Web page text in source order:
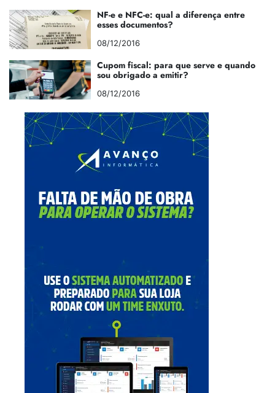
NF-e e NFC-e: qual a diferença entre
esses documentos?
08/12/2016
Cupom fiscal: para que serve e quando
sou obrigado a emitir?
08/12/2016